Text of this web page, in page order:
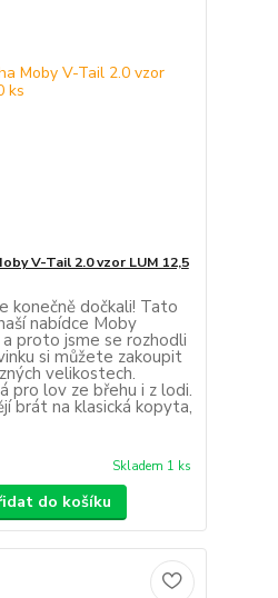
V-Tail 2.0 vzor LUM 12,5
konečně dočkali! Tato
nabídce Moby
proto jsme se rozhodli
si můžete zakoupit
velikostech.
pro lov ze břehu i z lodi.
brát na klasická kopyta,
Skladem 1 ks
do košíku